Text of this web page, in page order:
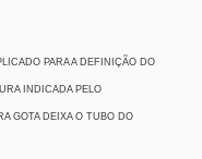
PARA A DEFINIÇÃO DO
INDICADA PELO
GOTA DEIXA O TUBO DO